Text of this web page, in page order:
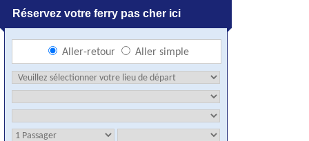
Réservez votre ferry pas cher ici
Aller-retour Aller simple